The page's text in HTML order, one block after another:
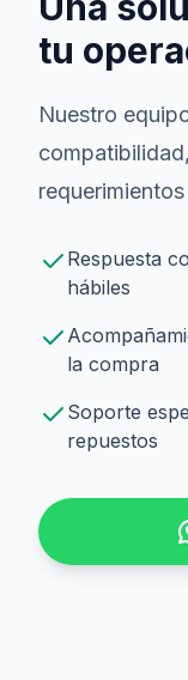
tu
Nuestro
Respuesta
hábiles
la compra
Soporte
repuestos